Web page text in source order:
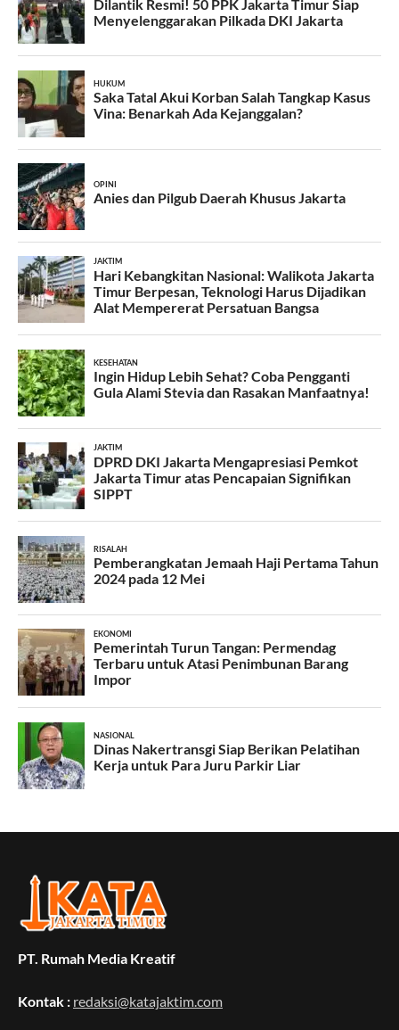
PT. Rumah Media Kreatif
Kontak : redaksi@katajaktim.com